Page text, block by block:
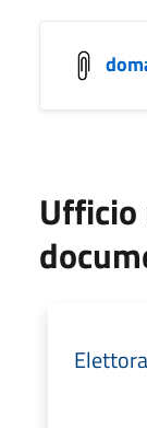
Ufficio